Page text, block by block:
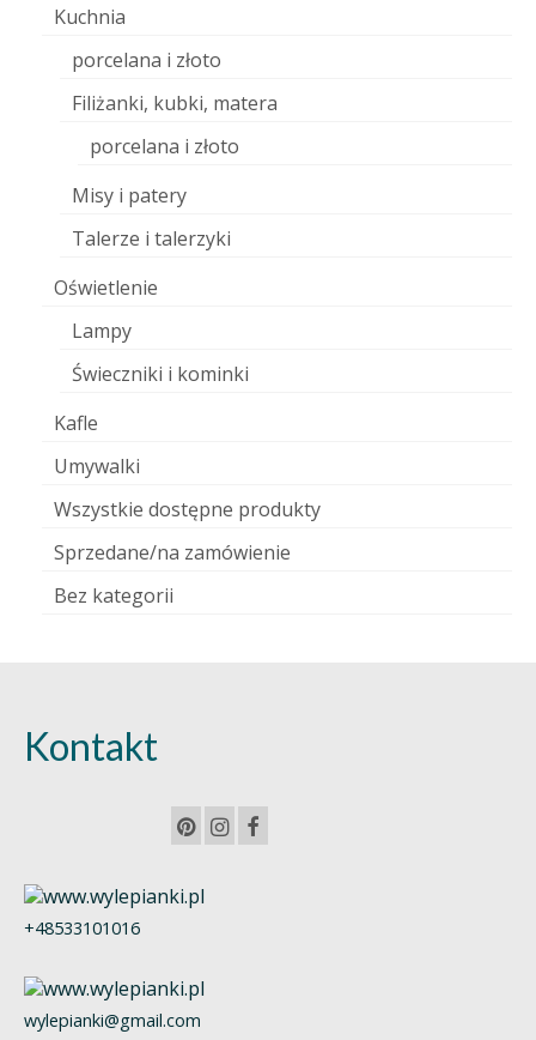
Kuchnia
porcelana i złoto
Filiżanki, kubki, matera
porcelana i złoto
Misy i patery
Talerze i talerzyki
Oświetlenie
Lampy
Świeczniki i kominki
Kafle
Umywalki
Wszystkie dostępne produkty
Sprzedane/na zamówienie
Bez kategorii
Kontakt
+48533101016
wylepianki@gmail.com